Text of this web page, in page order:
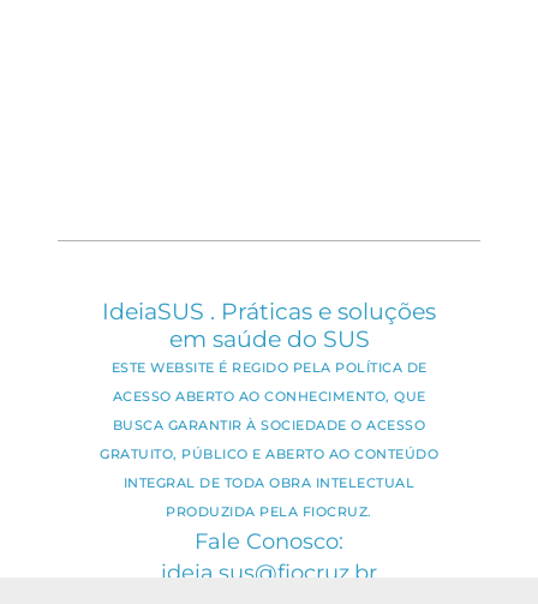
IdeiaSUS . Práticas e soluções
em saúde do SUS
ESTE WEBSITE É REGIDO PELA POLÍTICA DE
ACESSO ABERTO AO CONHECIMENTO, QUE
BUSCA GARANTIR À SOCIEDADE O ACESSO
GRATUITO, PÚBLICO E ABERTO AO CONTEÚDO
INTEGRAL DE TODA OBRA INTELECTUAL
PRODUZIDA PELA FIOCRUZ.
Fale Conosco:
ideia.sus@fiocruz.br